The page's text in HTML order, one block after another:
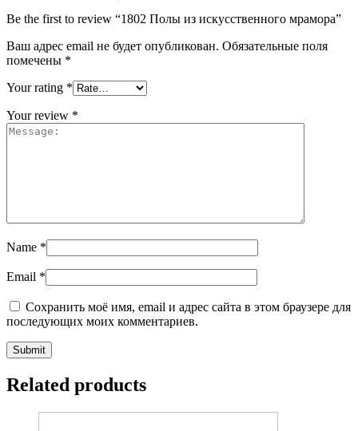
Be the first to review “1802 Полы из искусственного мрамора”
Ваш адрес email не будет опубликован. Обязательные поля
помечены *
Your rating *
Your review *
Name *
Email *
Сохранить моё имя, email и адрес сайта в этом браузере для
последующих моих комментариев.
Related products